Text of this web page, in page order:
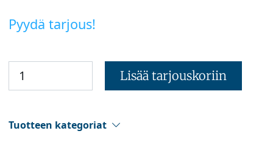
Pyydä tarjous!
Lisää tarjouskoriin
Tuotteen kategoriat